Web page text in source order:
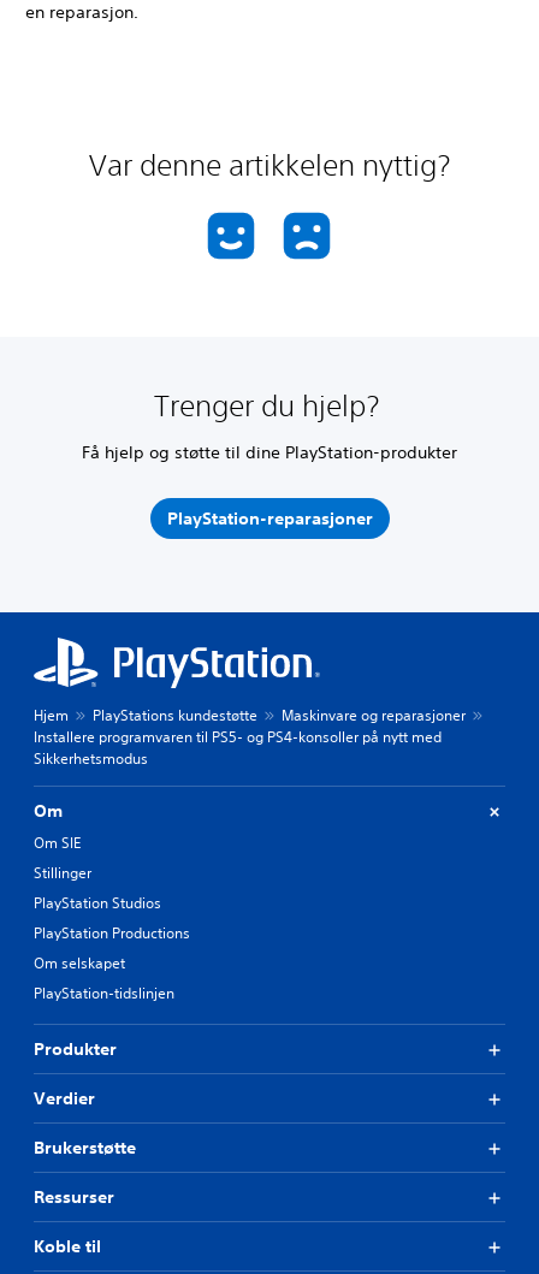
en reparasjon.
Var denne artikkelen nyttig?
Trenger du hjelp?
Få hjelp og støtte til dine PlayStation-produkter
PlayStation-reparasjoner
Hjem PlayStations kundestøtte
Maskinvare og reparasjoner
Installere programvaren til PS5- og PS4-konsoller på nytt med
Sikkerhetsmodus
Om
Om SIE
Stillinger
PlayStation Studios
PlayStation Productions
Om selskapet
PlayStation-tidslinjen
Produkter
Verdier
Brukerstøtte
Ressurser
Koble til